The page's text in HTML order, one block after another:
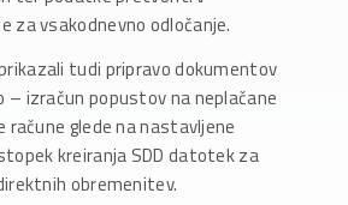
za vsakodnevno odločanje.
tudi pripravo dokumentov
– izračun popustov na neplačane
račune glede na nastavljene
kreiranja SDD datotek za
obremenitev.